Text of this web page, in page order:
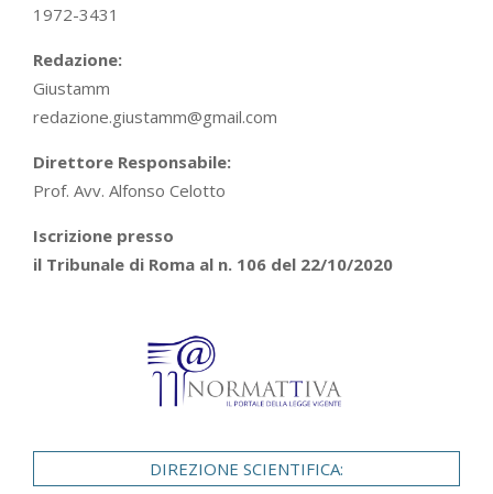
1972-3431
Redazione:
Giustamm
redazione.giustamm@gmail.com
Direttore Responsabile:
Prof. Avv. Alfonso Celotto
Iscrizione presso
il Tribunale di Roma al n. 106 del 22/10/2020
DIREZIONE SCIENTIFICA: